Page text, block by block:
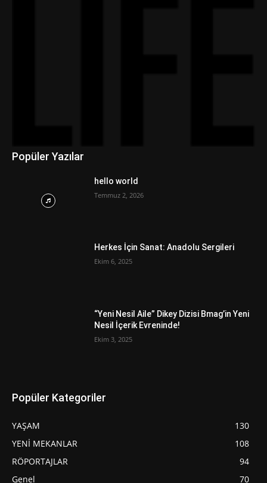
Popüler Yazılar
hello world
Temmuz 2, 2026
Herkes İçin Sanat: Anadolu Sergileri
Ekim 6, 2025
“Yeni Nesil Aile” Dikey Dizisi Bmag’in Yeni
Nesil İçerik Evreninde!
Ekim 3, 2025
Popüler Kategoriler
YAŞAM
130
YENİ MEKANLAR
108
RÖPORTAJLAR
94
Genel
70